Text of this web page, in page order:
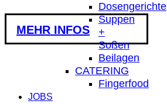
Dosengerichte
Suppen
+
Soßen
Beilagen
CATERING
Fingerfood
JOBS
MEHR INFOS